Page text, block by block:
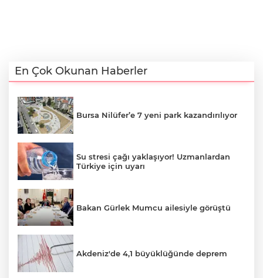
En Çok Okunan Haberler
Bursa Nilüfer’e 7 yeni park kazandırılıyor
Su stresi çağı yaklaşıyor! Uzmanlardan
Türkiye için uyarı
Bakan Gürlek Mumcu ailesiyle görüştü
Akdeniz'de 4,1 büyüklüğünde deprem